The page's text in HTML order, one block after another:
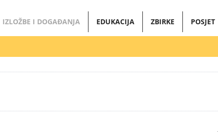
IZLOŽBE I DOGAĐANJA EDUKACIJA ZBIRKE POSJET